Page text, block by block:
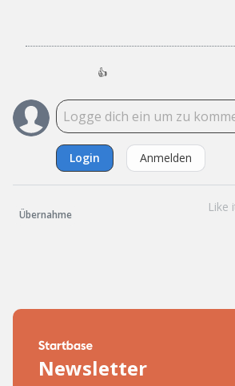
👍
Login Anmelden
Übernahme
Like
Newsletter